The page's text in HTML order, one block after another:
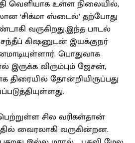
வெளியாக உள்ள நிலையில்,
‘சிக்மா ஸ்டைல்’ தற்போது
வருகிறது.இந்த பாடல்
கிஷனுடன் இயக்குநர்
பொதுவாக
இருக்க விரும்பும் ஜேசன்,
திரையில் தோன்றியிருப்பது
சில வரிகள்தான்
வைரலாகி வருகின்றன.